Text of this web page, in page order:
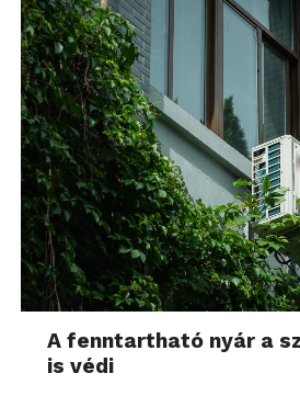
A fenntartható nyár a
is védi